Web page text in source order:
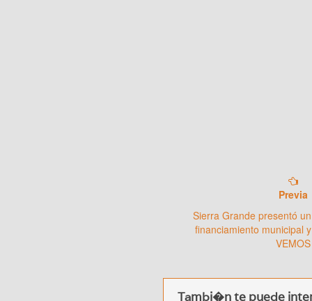
Previa
Sierra Grande presentó
financiamiento municipal
VEMOS
Tambi�n te puede